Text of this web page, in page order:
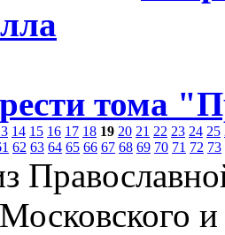
тома
14 15 16 17 18 19 20 21 22 23 24 25
62 63 64 65 66 67 68 69 70 71 72 73